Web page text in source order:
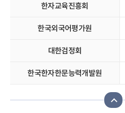
한자교육진흥회
한국외국어평가원
대한검정회
한국한자한문능력개발원